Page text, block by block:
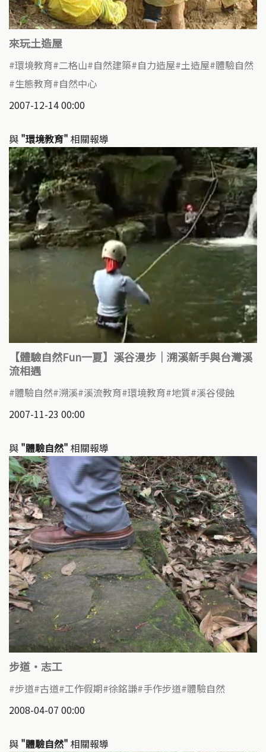
來玩土造屋
環境教育 二格山 自然建築 自力造屋 土造屋 體驗自然
生態教育 自然中心
2007-12-14 00:00
與 "環境教育" 相關報導
【體驗自然Fun一夏】溪谷漫步｜溯溪新手與台灣溪
流相遇
體驗自然 溯溪 溪流教育 環境教育 地質 溪谷侵蝕
2007-11-23 00:00
與 "體驗自然" 相關報導
步道‧志工
步道 古道 工作假期 徐銘謙 手作步道 體驗自然
2008-04-07 00:00
與 "體驗自然" 相關報導